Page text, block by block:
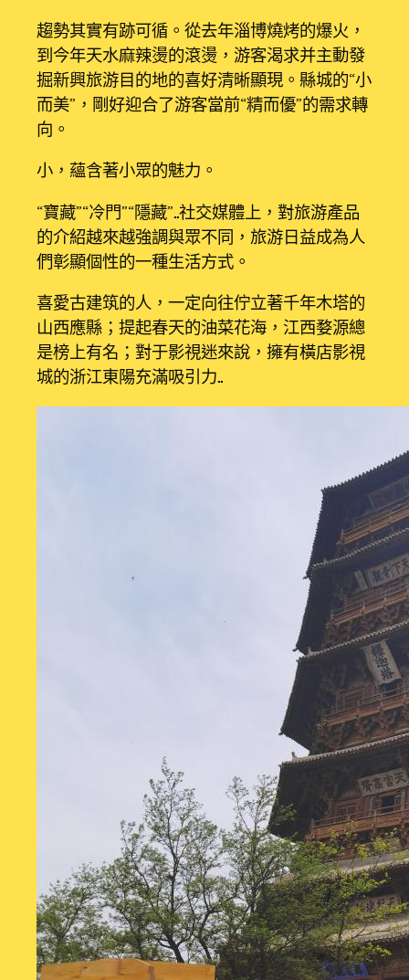
趨勢其實有跡可循。從去年淄博燒烤的爆火，
到今年天水麻辣燙的滾燙，游客渴求并主動發
掘新興旅游目的地的喜好清晰顯現。縣城的“小
而美”，剛好迎合了游客當前“精而優”的需求轉
向。
小，蘊含著小眾的魅力。
“寶藏”“冷門”“隱藏”……社交媒體上，對旅游產品
的介紹越來越強調與眾不同，旅游日益成為人
們彰顯個性的一種生活方式。
喜愛古建筑的人，一定向往佇立著千年木塔的
山西應縣；提起春天的油菜花海，江西婺源總
是榜上有名；對于影視迷來說，擁有橫店影視
城的浙江東陽充滿吸引力……